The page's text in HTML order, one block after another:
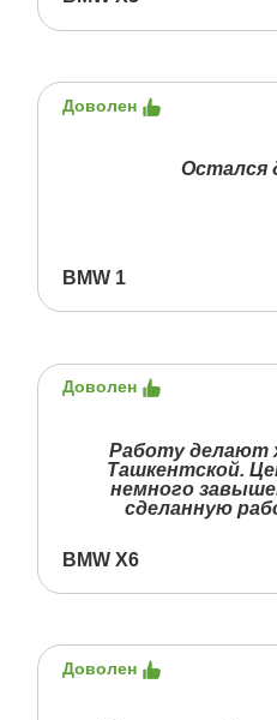
Доволен
Остался
BMW 1
Доволен
Работу делают
Ташкентской.
немного
сделанную
BMW X6
Доволен